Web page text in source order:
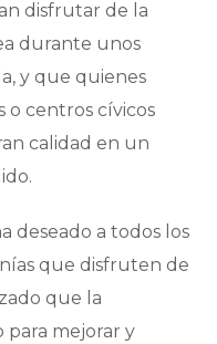
disfrutar de la
durante unos
y que quienes
o centros cívicos
calidad en un
deseado a todos los
que disfruten de
que la
para mejorar y